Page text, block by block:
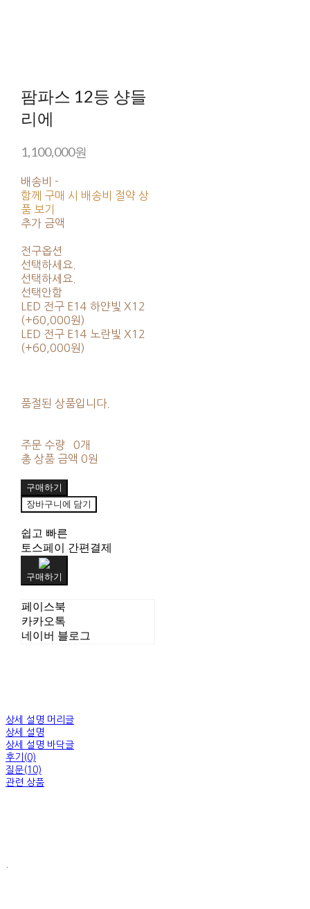
팜파스 12등 샹들
리에
1,100,000원
배송비 -
함께 구매 시 배송비 절약 상
품 보기
추가 금액
전구옵션
선택하세요.
선택하세요.
선택안함
LED 전구 E14 하얀빛 X12
(+60,000원)
LED 전구 E14 노란빛 X12
(+60,000원)
품절된 상품입니다.
주문 수량
0개
총 상품 금액 0원
구매하기
장바구니에 담기
쉽고 빠른
토스페이 간편결제
구매하기
페이스북
카카오톡
네이버 블로그
상세 설명 머리글
상세 설명
상세 설명 바닥글
후기(0)
질문(10)
관련 상품